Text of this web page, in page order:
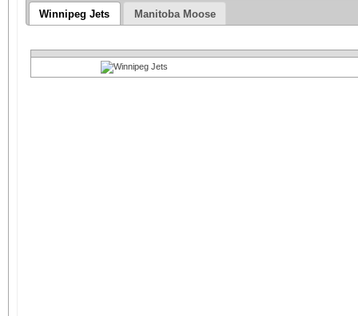
Winnipeg Jets Manitoba Moose